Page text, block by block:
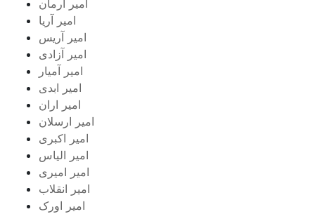
امیر آرمان
امیر آریا
امیر آریس
امیر آزادی
امیر آمیار
امیر ابدی
امیر اران
امیر ارسلان
امیر اکبری
امیر الیاس
امیر امیری
امیر انقلاب
امیر اورک